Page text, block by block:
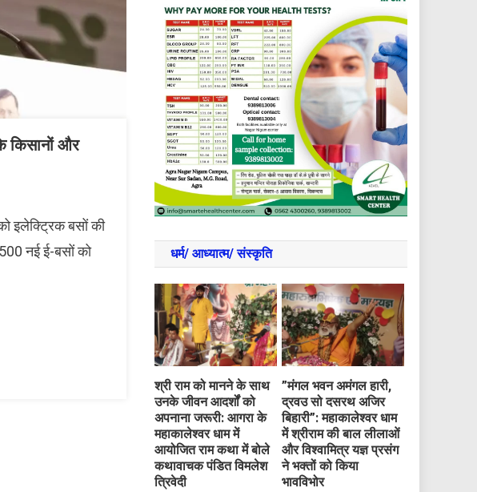
किसानों और
इलेक्ट्रिक बसों की
नई ई-बसों को
धर्म/ आध्‍यात्‍म/ संस्‍कृति
​श्री राम को मानने के साथ
उनके जीवन आदर्शों को
अपनाना जरूरी: आगरा के
महाकालेश्वर धाम में
आयोजित राम कथा में बोले
कथावाचक पंडित विमलेश
त्रिवेदी
​”मंगल भवन अमंगल हारी,
द्रवउ सो दसरथ अजिर
बिहारी”: महाकालेश्वर धाम
में श्रीराम की बाल लीलाओं
और विश्वामित्र यज्ञ प्रसंग
ने भक्तों को किया
भावविभोर